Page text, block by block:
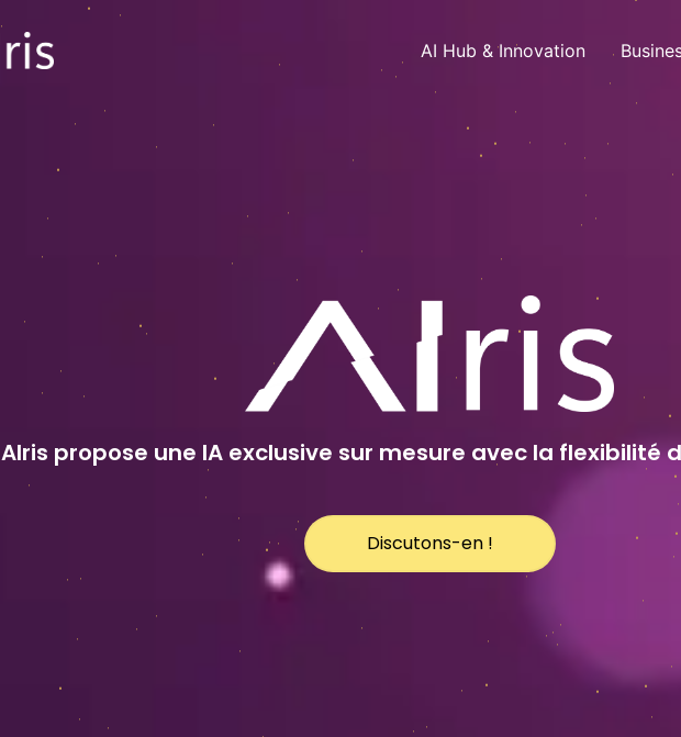
AI Hub & Innovation
AIris propose une IA exclusive sur mesure avec la flexibilité
Discutons-en !